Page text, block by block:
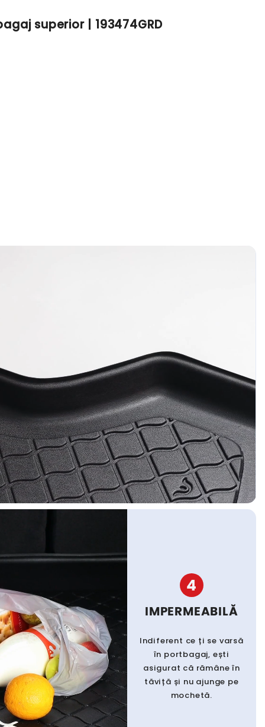
superior | 193474GRD
4
IMPERMEABILĂ
Indiferent ce ți se varsă
în portbagaj, ești
asigurat că rămâne în
tăviță și nu ajunge pe
mochetă.